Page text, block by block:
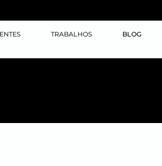
TRABALHOS BLOG